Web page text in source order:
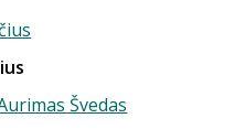
Švedas